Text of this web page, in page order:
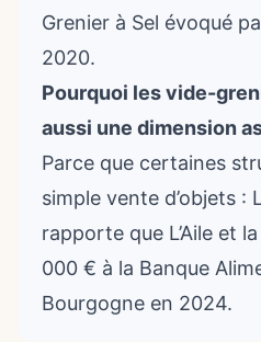
Grenier à Sel évoqué
2020.
Pourquoi les vide-
aussi une dimension
Parce que certaines
simple vente d’objets :
rapporte que L’Aile et
000 € à la Banque
Bourgogne en 2024.